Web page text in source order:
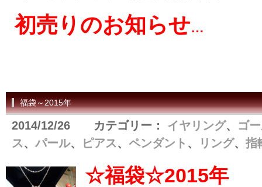
初売りのお知らせ…
福袋～2015年
2014/12/26 カテゴリー： イヤリング、 ゴ
ス、 パール、 ピアス、 ペンダント 、 リング、 指
☆福袋☆2015年